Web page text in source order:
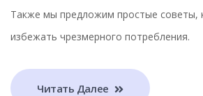
Также мы предложим простые советы,
избежать чрезмерного потребления.
Читать Далее